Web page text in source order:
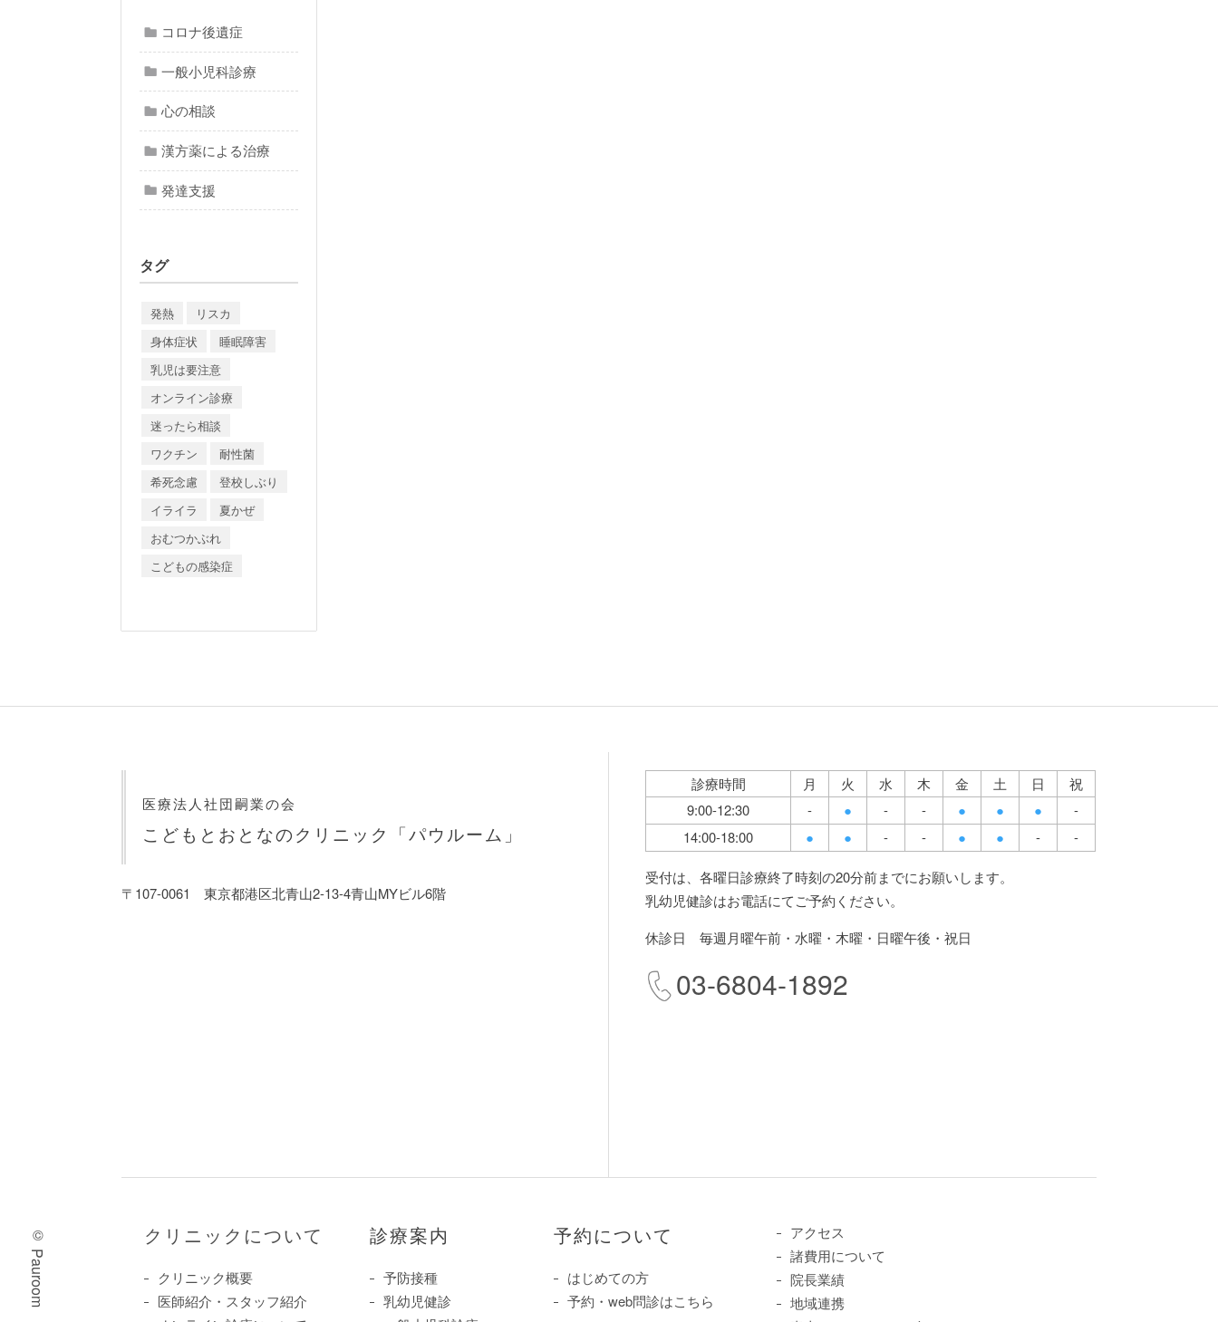
コロナ後遺症
一般小児科診療
心の相談
漢方薬による治療
発達支援
タグ
発熱
リスカ
身体症状
睡眠障害
乳児は要注意
オンライン診療
迷ったら相談
ワクチン
耐性菌
希死念慮
登校しぶり
イライラ
夏かぜ
おむつかぶれ
こどもの感染症
医療法人社団嗣業の会
こどもとおとなのクリニック「パウルーム」
〒107-0061 東京都港区北青山2-13-4青山MYビル6階
診療時間 月 火 水 木 金 土 日
祝
9:00-12:30
- ● - - ● ● ●
-
14:00-18:00
● ● - - ● ● - -
受付は、各曜日診療終了時刻の20分前までにお願いします。
乳幼児健診はお電話にてご予約ください。
休診日 毎週月曜午前・水曜・木曜・日曜午後・祝日
03-6804-1892
© Pauroom クリニックについて
クリニック概要
医師紹介・スタッフ紹介
診療案内
予防接種
乳幼児健診
予約について
はじめての方
予約・web問診はこちら
アクセス
諸費用について
院長業績
地域連携